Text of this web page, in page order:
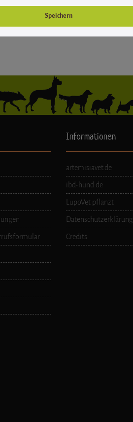
Informationen
artemisiavet.de
ibd-hund.de
LupoVet pflanzt
Datenschutzerklärung
Credits
Speichern